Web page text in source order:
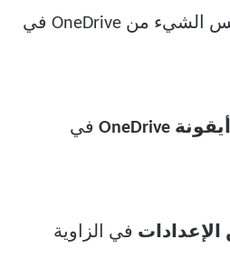
يمكنك الوصول إلى نفس الشيء من OneDrive في
أيقونة OneDrive في
في الزاوية